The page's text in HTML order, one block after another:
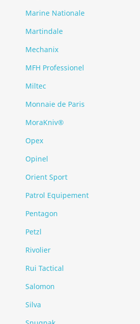
Marine Nationale
Martindale
Mechanix
MFH Professionel
Miltec
Monnaie de Paris
MoraKniv®
Opex
Opinel
Orient Sport
Patrol Equipement
Pentagon
Petzl
Rivolier
Rui Tactical
Salomon
Silva